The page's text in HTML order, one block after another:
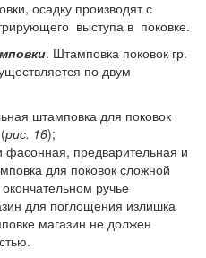
осадку производят с
выступа в поковке.
. Штамповка поковок гр.
по двум
штамповка для поковок
рис. 16);
фасонная, предварительная и
для поковок сложной
ручье
для поглощения излишка
магазин не должен